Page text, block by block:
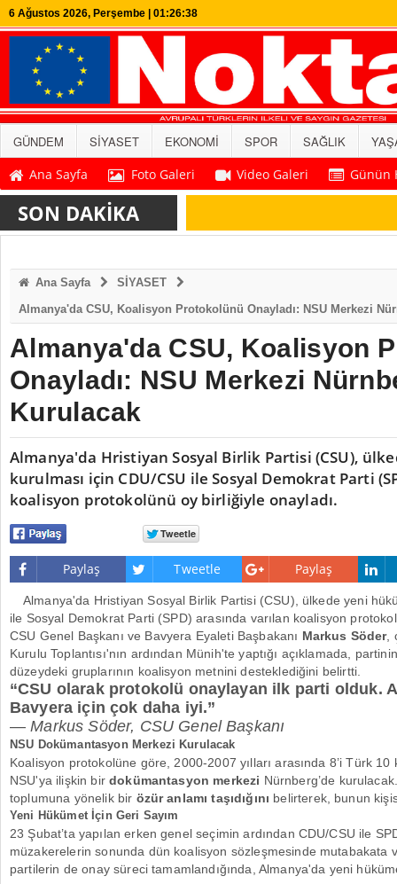
6 Ağustos 2026, Perşembe | 01:26:38
GÜNDEM SİYASET EKONOMİ SPOR SAĞLIK
Ana Sayfa
Foto Galeri Video Galeri Günün
SON DAKİKA
Ana Sayfa
SİYASET
Almanya'da CSU, Koalisyon Protokolünü Onayladı: NSU Merkezi
Almanya'da CSU, Koalisyon
Onayladı: NSU Merkezi
Kurulacak
Almanya'da Hristiyan Sosyal Birlik Partisi (CSU),
kurulması için CDU/CSU ile Sosyal Demokrat Parti
koalisyon protokolünü oy birliğiyle onayladı.
Paylaş Tweetle Paylaş
Almanya'da Hristiyan Sosyal Birlik Partisi (CSU), ülkede yeni
ile Sosyal Demokrat Parti (SPD) arasında varılan koalisyon
CSU Genel Başkanı ve Bavyera Eyaleti Başbakanı Markus Söder,
Kurulu Toplantısı'nın ardından Münih'te yaptığı açıklamada,
düzeydeki gruplarının koalisyon metnini desteklediğini belirtti.
“CSU olarak protokolü onaylayan ilk parti olduk.
Bavyera için çok daha iyi.”
—Markus Söder, CSU Genel Başkanı
NSU Dokümantasyon Merkezi Kurulacak
Koalisyon protokolüne göre, 2000-2007 yılları arasında 8’i Türk
NSU'ya ilişkin birdokümantasyon merkezi Nürnberg’de
toplumuna yönelik bir özür anlamı taşıdığını belirterek, bunun
Yeni Hükümet İçin Geri Sayım
23 Şubat’ta yapılan erken genel seçimin ardından CDU/CSU ile
müzakerelerin sonunda dün koalisyon sözleşmesinde mutabakata
partilerin de onay süreci tamamlandığında, Almanya'da yeni